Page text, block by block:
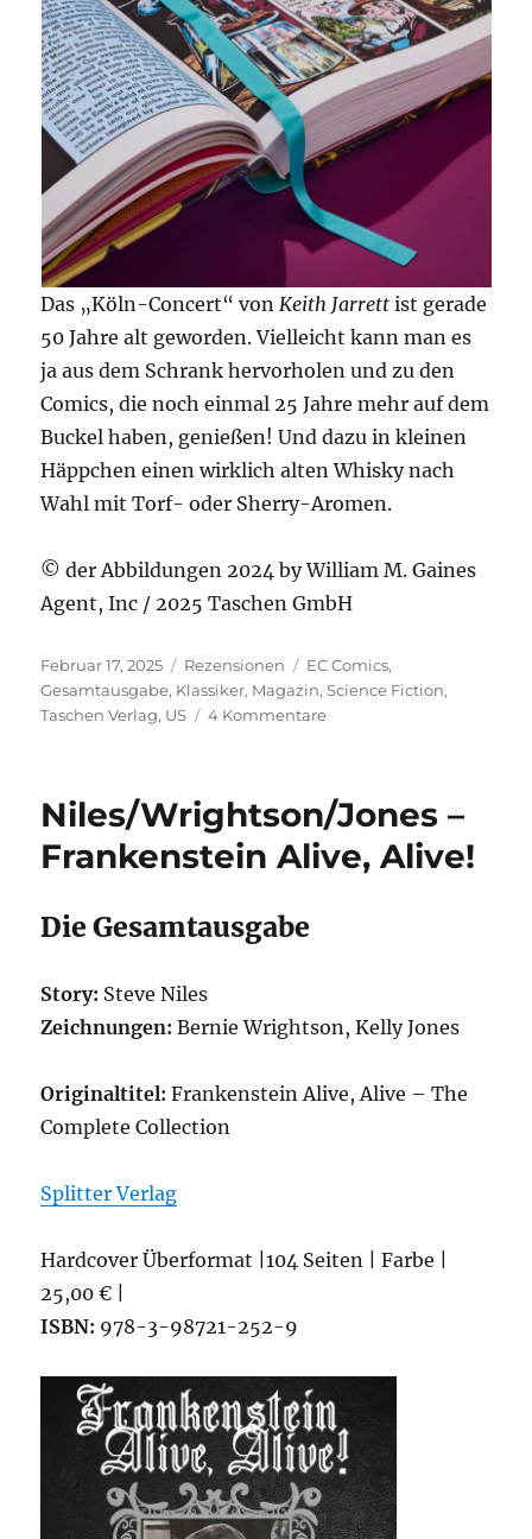
Das „Köln-Concert“ vonKeith Jarrett ist gerade
50 Jahre alt geworden. Vielleicht kann man es
ja aus dem Schrank hervorholen und zu den
Comics, die noch einmal 25 Jahre mehr auf dem
Buckel haben, genießen! Und dazu in kleinen
Häppchen einen wirklich alten Whisky nach
Wahl mit Torf- oder Sherry-Aromen.
© der Abbildungen 2024 by William M. Gaines
Agent, Inc / 2025 Taschen GmbH
Veröffentlicht
am
Februar 17, 2025 Kategorien
Rezensionen Schlagwörter
EC Comics,
Gesamtausgabe, Klassiker, Magazin,Science Fiction,
Taschen Verlag, US 4 Kommentarezu
Comics
Weird
Niles/Wrightson/Jones –
Frankenstein Alive, Alive!
Die Gesamtausgabe
Story: Steve Niles
Zeichnungen:Bernie Wrightson, Kelly Jones
Originaltitel:Frankenstein Alive, Alive – The
Complete Collection
Splitter Verlag
Hardcover Überformat |104 Seiten | Farbe |
25,00 € |
ISBN: 978-3-98721-252-9